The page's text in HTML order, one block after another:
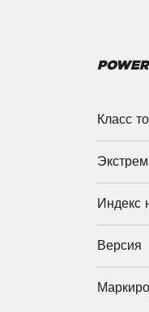
Класс
Индекс
Версия